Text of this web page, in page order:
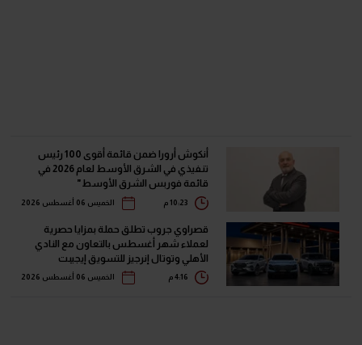
أنكوش أرورا ضمن قائمة أقوى 100 رئيس
تنفيذي في الشرق الأوسط لعام 2026 في
قائمة فوربس الشرق الأوسط"
الخميس 06 أغسطس 2026
قصراوي جروب تطلق حملة بمزايا حصرية
لعملاء شهر أغسطس بالتعاون مع النادي
الأهلي وتوتال إنرجيز للتسويق إيجيبت
الخميس 06 أغسطس 2026